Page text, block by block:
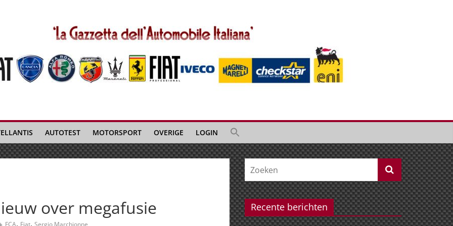
AUTOTEST MOTORSPORT OVERIGE LOGIN
over megafusie
FCA, Fiat, Sergio Marchionne
Recente berichten